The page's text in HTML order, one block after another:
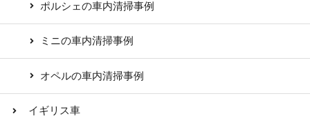
ポルシェの車内清掃事例
ミニの車内清掃事例
オペルの車内清掃事例
イギリス車